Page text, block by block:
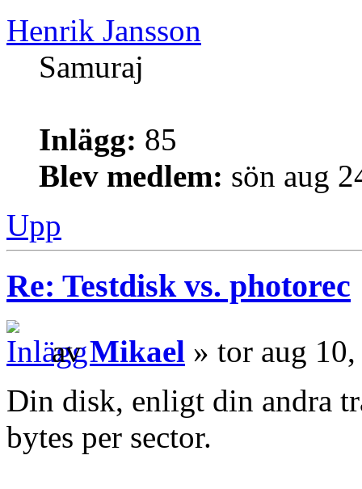
Henrik Jansson
Samuraj
Inlägg: 85
Blev medlem: sön aug
Upp
Re: Testdisk vs. photorec
avMikael » tor aug
Din disk, enligt din andra
bytes per sector.